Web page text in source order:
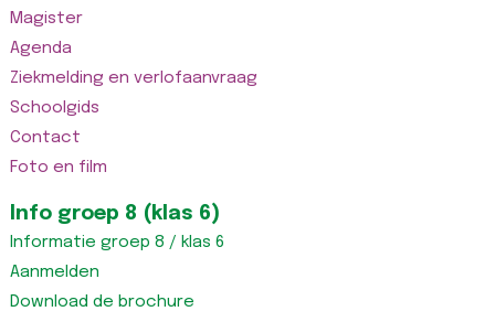
Magister
Agenda
Ziekmelding en verlofaanvraag
Schoolgids
Contact
Foto en film
Info groep 8 (klas 6)
Informatie groep 8 / klas 6
Aanmelden
Download de brochure